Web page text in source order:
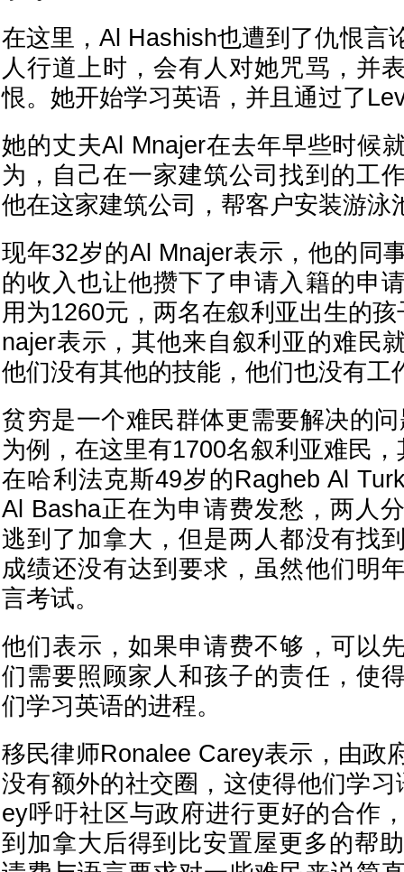
在这里，Al Hashish也遭到了仇恨言
人行道上时，会有人对她咒骂，并
恨。她开始学习英语，并且通过了
她的丈夫Al Mnajer在去年早些时候
为，自己在一家建筑公司找到的工
他在这家建筑公司，帮客户安装游泳
现年32岁的Al Mnajer表示，他的同
的收入也让他攒下了申请入籍的申
用为1260元，两名在叙利亚出生的
najer表示，其他来自叙利亚的难民
他们没有其他的技能，他们也没有工
贫穷是一个难民群体更需要解决的
为例，在这里有1700名叙利亚难民
在哈利法克斯49岁的Ragheb Al
Al Basha正在为申请费发愁，两人
逃到了加拿大，但是两人都没有找
成绩还没有达到要求，虽然他们明
言考试。
他们表示，如果申请费不够，可以
们需要照顾家人和孩子的责任，使
们学习英语的进程。
移民律师Ronalee Carey表示，由政
没有额外的社交圈，这使得他们学
ey呼吁社区与政府进行更好的合作
到加拿大后得到比安置屋更多的帮